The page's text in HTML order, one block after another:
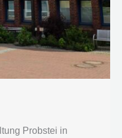
Probstei in